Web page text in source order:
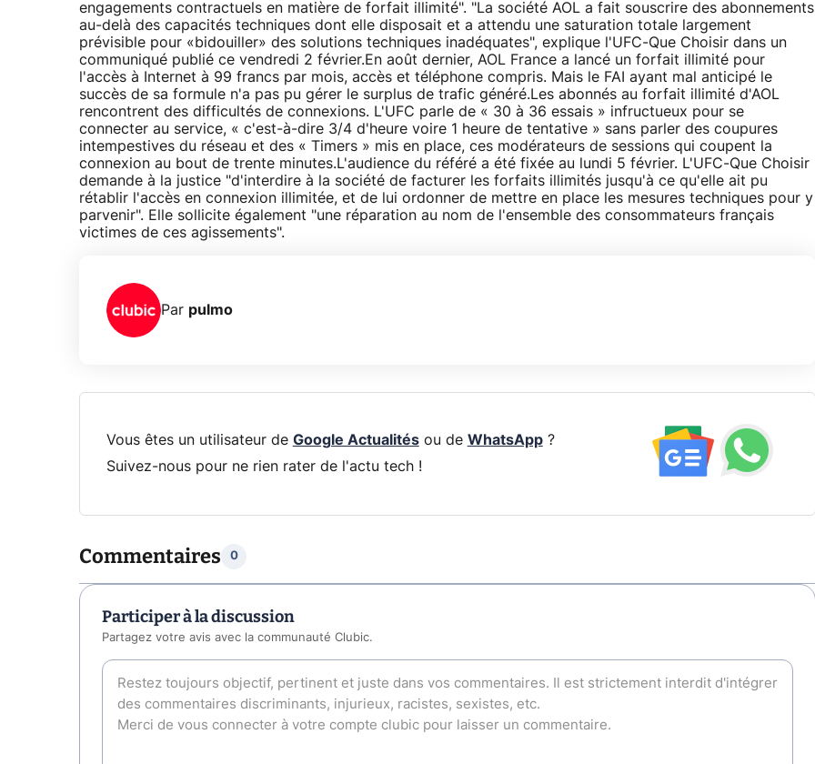
engagements contractuels en matière de forfait illimité". "La société AOL a fait souscrire des abonnements
au-delà des capacités techniques dont elle disposait et a attendu une saturation totale largement
prévisible pour «bidouiller» des solutions techniques inadéquates", explique l'UFC-Que Choisir dans un
communiqué publié ce vendredi 2 février.En août dernier, AOL France a lancé un forfait illimité pour
l'accès à Internet à 99 francs par mois, accès et téléphone compris. Mais le FAI ayant mal anticipé le
succès de sa formule n'a pas pu gérer le surplus de trafic généré.Les abonnés au forfait illimité d'AOL
rencontrent des difficultés de connexions. L'UFC parle de « 30 à 36 essais » infructueux pour se
connecter au service, « c'est-à-dire 3/4 d'heure voire 1 heure de tentative » sans parler des coupures
intempestives du réseau et des « Timers » mis en place, ces modérateurs de sessions qui coupent la
connexion au bout de trente minutes.L'audience du référé a été fixée au lundi 5 février. L'UFC-Que Choisir
demande à la justice "d'interdire à la société de facturer les forfaits illimités jusqu'à ce qu'elle ait pu
rétablir l'accès en connexion illimitée, et de lui ordonner de mettre en place les mesures techniques pour y
parvenir". Elle sollicite également "une réparation au nom de l'ensemble des consommateurs français
victimes de ces agissements".
Par pulmo
Vous êtes un utilisateur de Google Actualitésou de WhatsApp?
Suivez-nous pour ne rien rater de l'actu tech !
Commentaires 0
Participer à la discussion
Partagez votre avis avec la communauté Clubic.